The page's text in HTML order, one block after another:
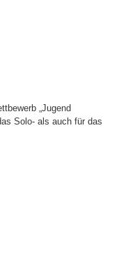
„Jugend
Solo- als auch für das